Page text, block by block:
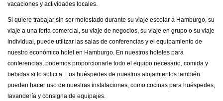
vacaciones y actividades locales.
Si quiere trabajar sin ser molestado durante su viaje escolar a Hamburgo, su
viaje a una feria comercial, su viaje de negocios, su viaje en grupo o su viaje
individual, puede utilizar las salas de conferencias y el equipamiento de
nuestro económico hotel en Hamburgo. En nuestros hoteles para
conferencias, podemos proporcionarle todo el equipo necesario, comida y
bebidas si lo solicita. Los huéspedes de nuestros alojamientos también
pueden hacer uso de nuestras instalaciones, como cocinas para huéspedes,
lavandería y consigna de equipajes.